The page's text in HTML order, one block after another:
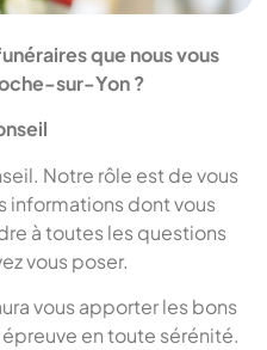
que nous vous
sur-Yon ?
Notre rôle est de vous
informations dont vous
à toutes les questions
vous poser.
vous apporter les bons
en toute sérénité.